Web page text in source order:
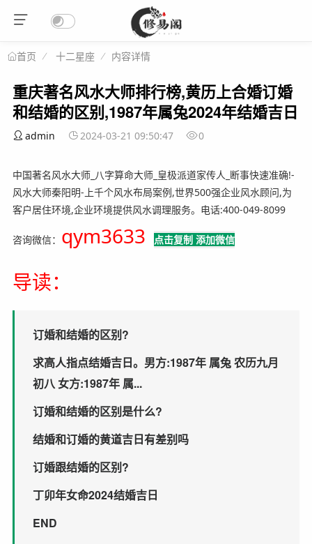
首页 十二星座 内容详情
重庆著名风水大师排行榜,黄历上合婚订婚
和结婚的区别,1987年属兔2024年结婚吉日
admin 2024-03-21 09:50:47 0
中国著名风水大师_八字算命大师_皇极派道家传人_断事快速准确!-
风水大师秦阳明-上千个风水布局案例,世界500强企业风水顾问,为
客户居住环境,企业环境提供风水调理服务。电话:400-049-8099
咨询微信： qym3633 点击复制 添加微信
导读：
订婚和结婚的区别?
求高人指点结婚吉日。男方:1987年 属兔 农历九月
初八 女方:1987年 属...
订婚和结婚的区别是什么?
结婚和订婚的黄道吉日有差别吗
订婚跟结婚的区别?
丁卯年女命2024结婚吉日
END